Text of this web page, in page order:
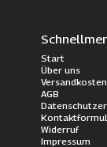
Start
Über uns
Versandkosten
AGB
Widerruf
Impressum